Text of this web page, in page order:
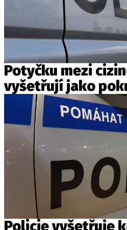
Potyčku mezi
vyšetřují jako
Policie vyšetřuje